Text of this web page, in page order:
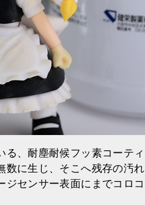
、耐塵耐候フッ素コーティ
数に生じ、そこへ残存の汚れ
ジセンサー表面にまでコロコ